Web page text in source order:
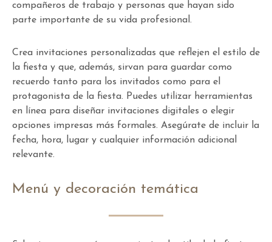
compañeros de trabajo y personas que hayan sido
parte importante de su vida profesional.
Crea invitaciones personalizadas que reflejen el estilo de
la fiesta y que, además, sirvan para guardar como
recuerdo tanto para los invitados como para el
protagonista de la fiesta. Puedes utilizar herramientas
en línea para diseñar invitaciones digitales o elegir
opciones impresas más formales. Asegúrate de incluir la
fecha, hora, lugar y cualquier información adicional
relevante.
Menú y decoración temática